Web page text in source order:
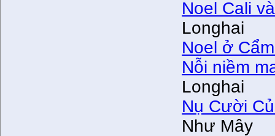
Noel Cali
Longhai
Noel ở
Nỗi niềm
Longhai
Nụ Cười
Như Mây